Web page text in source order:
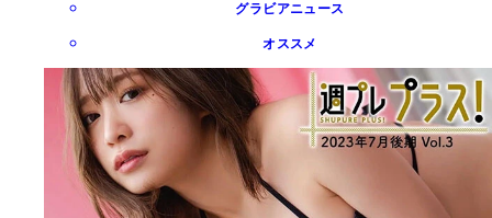
グラビアニュース
オススメ